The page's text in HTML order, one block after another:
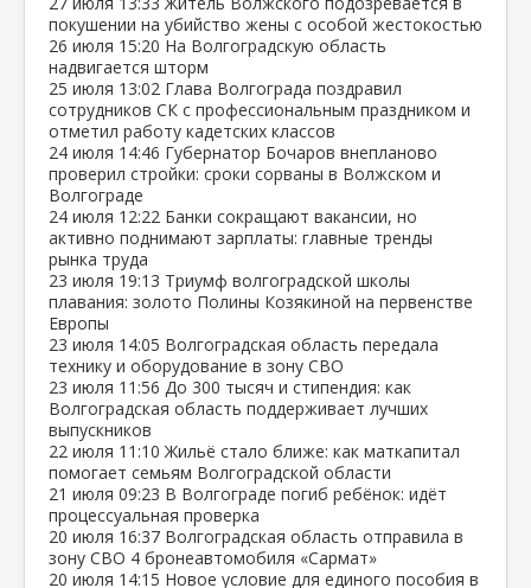
покушении на убийство жены с особой жестокостью
26 июля 15:20 На Волгоградскую область
надвигается шторм
25 июля 13:02 Глава Волгограда поздравил
сотрудников СК с профессиональным праздником и
отметил работу кадетских классов
24 июля 14:46 Губернатор Бочаров внепланово
проверил стройки: сроки сорваны в Волжском и
Волгограде
24 июля 12:22 Банки сокращают вакансии, но
активно поднимают зарплаты: главные тренды
рынка труда
23 июля 19:13 Триумф волгоградской школы
плавания: золото Полины Козякиной на первенстве
Европы
23 июля 14:05 Волгоградская область передала
технику и оборудование в зону СВО
23 июля 11:56 До 300 тысяч и стипендия: как
Волгоградская область поддерживает лучших
выпускников
22 июля 11:10 Жильё стало ближе: как маткапитал
помогает семьям Волгоградской области
21 июля 09:23 В Волгограде погиб ребёнок: идёт
процессуальная проверка
20 июля 16:37 Волгоградская область отправила в
зону СВО 4 бронеавтомобиля «Сармат»
20 июля 14:15 Новое условие для единого пособия в